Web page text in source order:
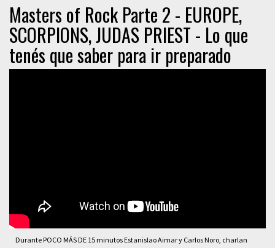
Masters of Rock Parte 2 - EUROPE,
SCORPIONS, JUDAS PRIEST - Lo que
tenés que saber para ir preparado
Durante POCO MÁS DE 15 minutos Estanislao Aimar y Carlos Noro, charlan